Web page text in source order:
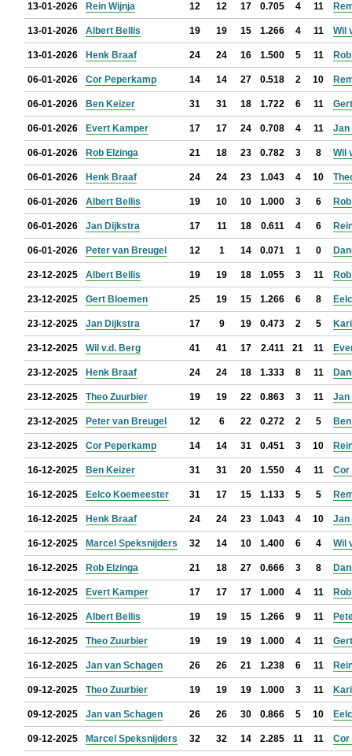
13-01-2026 Rein Wijnja 12 12 17 0.705 4 11
13-01-2026 Albert Bellis 19 19 15 1.266 4 11 Wil
13-01-2026 Henk Braaf 24 24 16 1.500 5 11
06-01-2026 Cor Peperkamp 14 14 27 0.518 2 10
06-01-2026 Ben Keizer 31 31 18 1.722 6 11
06-01-2026 Evert Kamper 17 17 24 0.708 4 11 Jan
06-01-2026 Rob Elzinga 21 18 23 0.782 3 8 Wil
06-01-2026 Henk Braaf 24 24 23 1.043 4 10
06-01-2026 Albert Bellis 19 10 10 1.000 3 6
06-01-2026 Jan Dijkstra 17 11 18 0.611 4 6
06-01-2026 Peter van Breugel 12 1 14 0.071 1 0
23-12-2025 Albert Bellis 19 19 18 1.055 3 11
23-12-2025 Gert Bloemen 25 19 15 1.266 6 8
23-12-2025 Jan Dijkstra 17 9 19 0.473 2 5
23-12-2025 Wil v.d. Berg 41 41 17 2.411 21 11
23-12-2025 Henk Braaf 24 24 18 1.333 8 11
23-12-2025 Theo Zuurbier 19 19 22 0.863 3 11 Jan
23-12-2025 Peter van Breugel 12 6 22 0.272 2 5
23-12-2025 Cor Peperkamp 14 14 31 0.451 3 10
16-12-2025 Ben Keizer 31 31 20 1.550 4 11 Cor
16-12-2025 Eelco Koemeester 31 17 15 1.133 5 5
16-12-2025 Henk Braaf 24 24 23 1.043 4 10 Jan
16-12-2025 Marcel Speksnijders 32 14 10 1.400 6 4 Wil
16-12-2025 Rob Elzinga 21 18 27 0.666 3 8
16-12-2025 Evert Kamper 17 17 17 1.000 4 11
16-12-2025 Albert Bellis 19 19 15 1.266 9 11
16-12-2025 Theo Zuurbier 19 19 19 1.000 4 11
16-12-2025 Jan van Schagen 26 26 21 1.238 6 11
09-12-2025 Theo Zuurbier 19 19 19 1.000 3 11
09-12-2025 Jan van Schagen 26 26 30 0.866 5 10
09-12-2025 Marcel Speksnijders 32 32 14 2.285 11 11 Cor